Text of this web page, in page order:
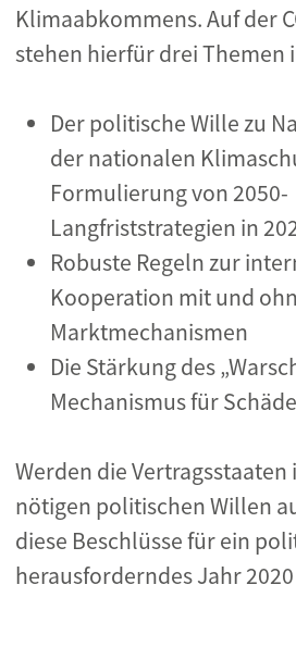
Klimaabkommens. Auf der
stehen hierfür drei Themen
Der politische Wille zu
der nationalen
Formulierung von 2050-
Langfriststrategien in
Robuste Regeln zur
Kooperation mit und
Marktmechanismen
Die Stärkung des
Mechanismus für
Werden die Vertragsstaaten
nötigen politischen Willen
diese Beschlüsse für ein
herausforderndes Jahr 2020